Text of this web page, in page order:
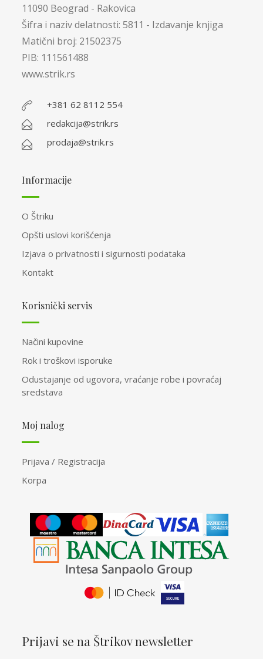
11090 Beograd - Rakovica
Šifra i naziv delatnosti: 5811 - Izdavanje knjiga
Matični broj: 21502375
PIB: 111561488
www.strik.rs
+381 62 8112 554
redakcija@strik.rs
prodaja@strik.rs
Informacije
O Štriku
Opšti uslovi korišćenja
Izjava o privatnosti i sigurnosti podataka
Kontakt
Korisnički servis
Načini kupovine
Rok i troškovi isporuke
Odustajanje od ugovora, vraćanje robe i povraćaj
sredstava
Moj nalog
Prijava / Registracija
Korpa
Prijavi se na Štrikov newsletter